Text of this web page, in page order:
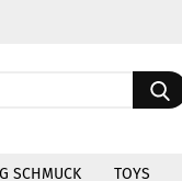
SCHMUCK TOYS